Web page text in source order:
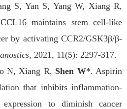
S, Yan S, Yang W, Xiang R,
maintains stem cell-like
by activating CCR2/GSK3β/β-
, 2021, 11(5): 2297-317.
N, Xiang R, Shen W*. Aspirin
that inhibits inflammation-
expression to diminish cancer